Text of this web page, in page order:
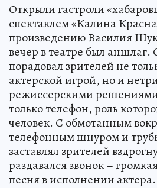
Открыли гастроли
спектаклем «Калина
произведению Василия
вечер в театре был аншлаг.
порадовал зрителей не
актерской игрой, но и
режиссерскими
только телефон, роль
человек. С обмотанным
телефонным шнуром и
заставлял зрителей
раздавался звонок –
песня в исполнении актера.